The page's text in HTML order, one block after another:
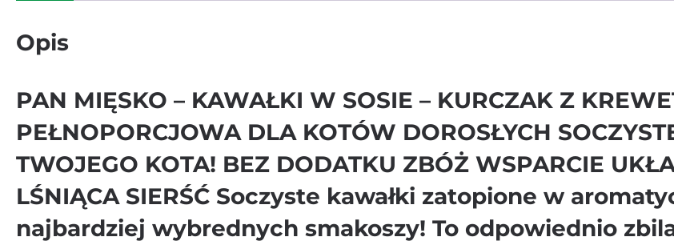
Opis
PAN MIĘSKO – KAWAŁKI W SOSIE – KURCZAK Z
PEŁNOPORCJOWA DLA KOTÓW DOROSŁYCH
TWOJEGO KOTA! BEZ DODATKU ZBÓŻ WSPARCIE
LŚNIĄCA SIERŚĆ Soczyste kawałki zatopione w
najbardziej wybrednych smakoszy! To odpowiednio